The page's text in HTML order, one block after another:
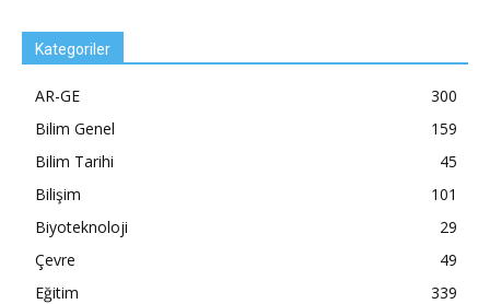
Kategoriler
AR-GE
300
Bilim Genel
159
Bilim Tarihi
45
Bilişim
101
Biyoteknoloji
29
Çevre
49
Eğitim
339